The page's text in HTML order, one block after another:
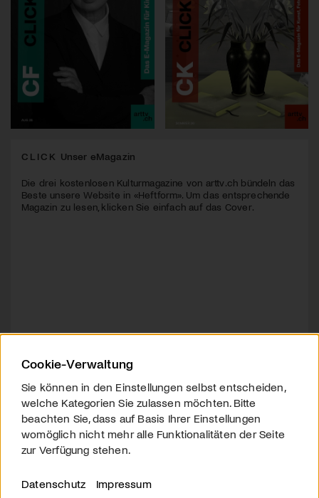
CLICK Unser eMagazin
Die drei kostenlosen Kulturmagazine von arttv.ch bündeln das
Beste unsere Website in «Heftform». Um das entsprechende
Magazin zu lesen, klicken Sie einfach auf das Cover.
Cookie-Verwaltung
Sie können in den Einstellungen selbst entscheiden,
welche Kategorien Sie zulassen möchten. Bitte
beachten Sie, dass auf Basis Ihrer Einstellungen
womöglich nicht mehr alle Funktionalitäten der Seite
zur Verfügung stehen.
Datenschutz Impressum